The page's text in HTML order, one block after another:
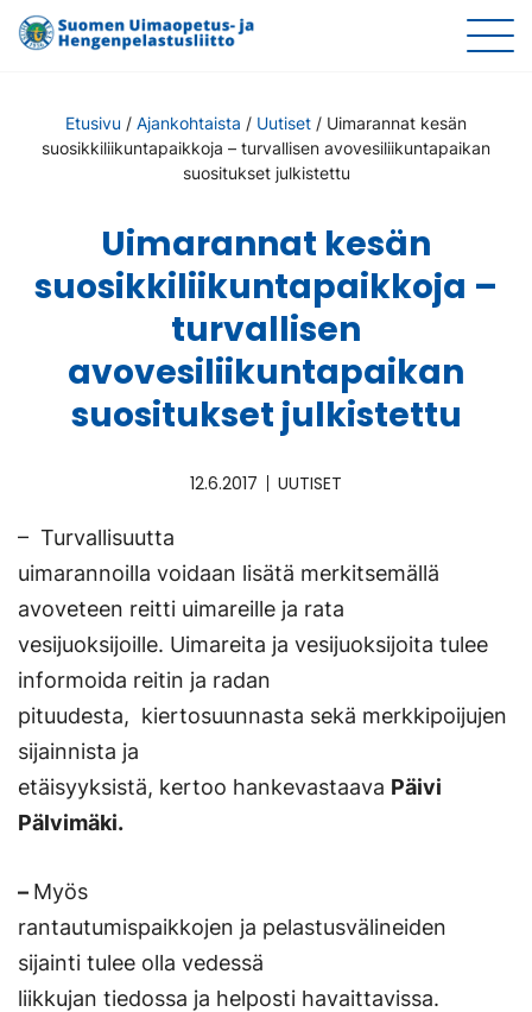
Etusivu / Ajankohtaista / Uutiset / Uimarannat kesän
suosikkiliikuntapaikkoja – turvallisen avovesiliikuntapaikan
suositukset julkistettu
Uimarannat kesän
suosikkiliikuntapaikkoja –
turvallisen
avovesiliikuntapaikan
suositukset julkistettu
12.6.2017 UUTISET
– Turvallisuutta
uimarannoilla voidaan lisätä merkitsemällä
avoveteen reitti uimareille ja rata
vesijuoksijoille. Uimareita ja vesijuoksijoita tulee
informoida reitin ja radan
pituudesta, kiertosuunnasta sekä merkkipoijujen
sijainnista ja
etäisyyksistä, kertoo hankevastaava Päivi
Pälvimäki.
– Myös
rantautumispaikkojen ja pelastusvälineiden
sijainti tulee olla vedessä
liikkujan tiedossa ja helposti havaittavissa.